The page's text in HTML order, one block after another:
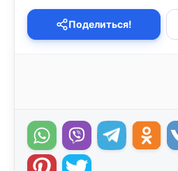
Поделиться!